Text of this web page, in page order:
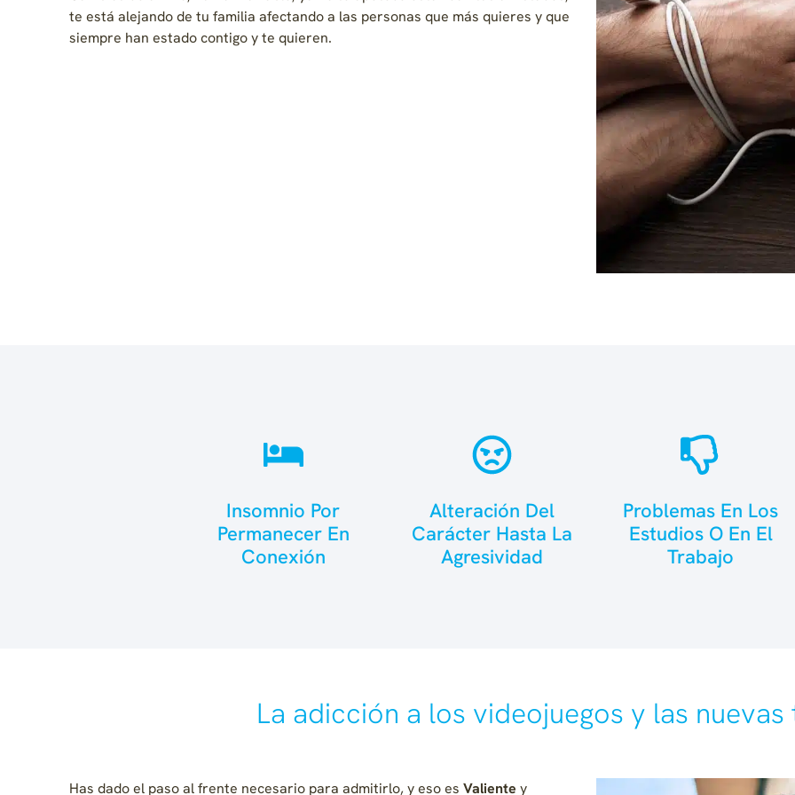
te está alejando de tu familia afectando a las personas que más quieres y que
siempre han estado contigo y te quieren.
Insomnio Por
Permanecer En
Conexión
Alteración Del
Carácter Hasta La
Agresividad
Problemas En Los
Estudios O En El
Trabajo
La adicción a los videojuegos y las
Has dado el paso al frente necesario para admitirlo, y eso esValiente y